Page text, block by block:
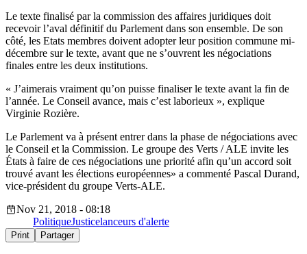
Le texte finalisé par la commission des affaires juridiques doit
recevoir l’aval définitif du Parlement dans son ensemble. De son
côté, les Etats membres doivent adopter leur position commune mi-
décembre sur le texte, avant que ne s’ouvrent les négociations
finales entre les deux institutions.
« J’aimerais vraiment qu’on puisse finaliser le texte avant la fin de
l’année. Le Conseil avance, mais c’est laborieux », explique
Virginie Rozière.
Le Parlement va à présent entrer dans la phase de négociations avec
le Conseil et la Commission. Le groupe des Verts / ALE invite les
États à faire de ces négociations une priorité afin qu’un accord soit
trouvé avant les élections européennes» a commenté Pascal Durand,
vice-président du groupe Verts-ALE.
Nov 21, 2018 - 08:18
PolitiqueJusticelanceurs d'alerte
Print Partager